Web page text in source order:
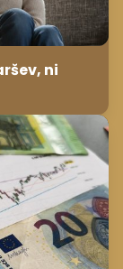
ni